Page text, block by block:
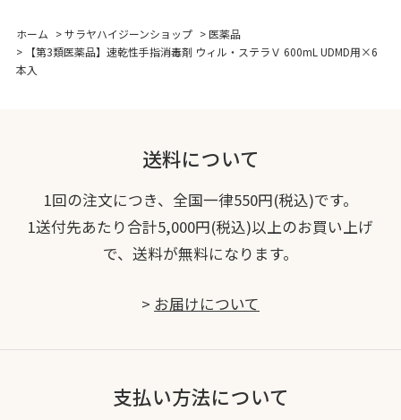
ホーム >サラヤハイジーンショップ >医薬品
>
【第3類医薬品】速乾性手指消毒剤 ウィル・ステラＶ 600mL UDMD用×6
本入
送料について
1回の注文につき、全国一律550円(税込)です。
1送付先あたり合計5,000円(税込)以上のお買い上げ
で、送料が無料になります。
> お届けについて
支払い方法について